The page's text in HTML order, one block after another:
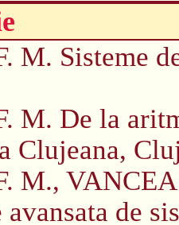
M. Sisteme
M. De la
Clujeana,
M.,
avansata de